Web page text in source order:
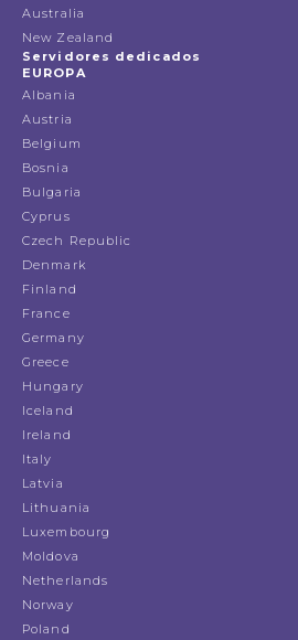
Australia
New Zealand
Servidores dedicados
EUROPA
Albania
Austria
Belgium
Bosnia
Bulgaria
Cyprus
Czech Republic
Denmark
Finland
France
Germany
Greece
Hungary
Iceland
Ireland
Italy
Latvia
Lithuania
Luxembourg
Moldova
Netherlands
Norway
Poland